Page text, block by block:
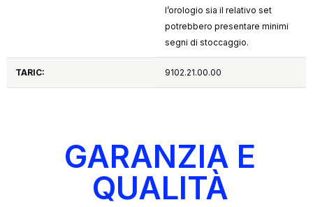
l’orologio sia il relativo set
potrebbero presentare minimi
segni di stoccaggio.
TARIC: 9102.21.00.00
GARANZIA E
QUALITÀ